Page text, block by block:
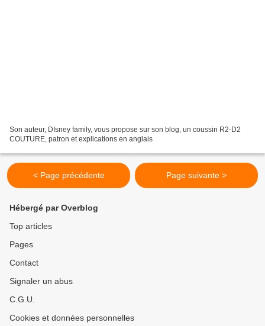
Son auteur, DIsney family, vous propose sur son blog, un coussin R2-D2
COUTURE, patron et explications en anglais
< Page précédente Page suivante >
Hébergé par Overblog
Top articles
Pages
Contact
Signaler un abus
C.G.U.
Cookies et données personnelles